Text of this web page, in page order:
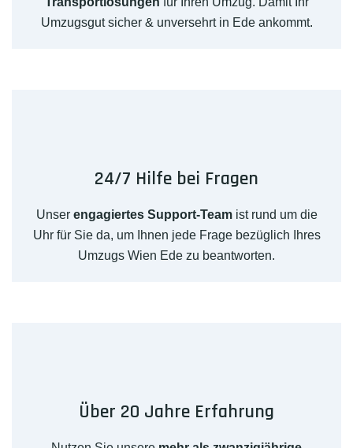
Umzugsgut sicher & unversehrt in Ede ankommt.
24/7 Hilfe bei Fragen
Unser engagiertes Support-Teamist rund um die
Uhr für Sie da, um Ihnen jede Frage bezüglich Ihres
Umzugs Wien Ede zu beantworten.
Über 20 Jahre Erfahrung